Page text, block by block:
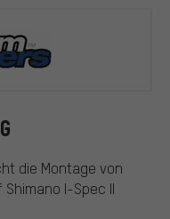
die Montage von
I-Spec II
Problem